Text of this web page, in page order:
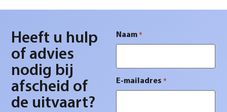
Heeft u hulp
of advies
nodig bij
afscheid of
de uitvaart?
Naam *
E-mailadres *